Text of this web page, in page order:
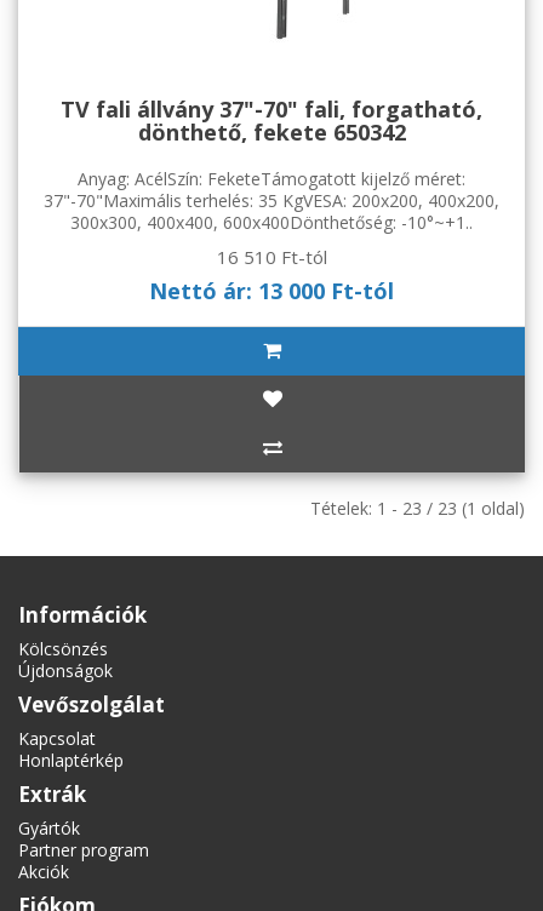
TV fali állvány 37"-70" fali, forgatható,
dönthető, fekete 650342
Anyag: AcélSzín: FeketeTámogatott kijelző méret:
37"-70"Maximális terhelés: 35 KgVESA: 200x200, 400x200,
300x300, 400x400, 600x400Dönthetőség: -10°~+1..
16 510 Ft-tól
Nettó ár: 13 000 Ft-tól
Tételek: 1 - 23 / 23 (1 oldal)
Információk
Kölcsönzés
Újdonságok
Vevőszolgálat
Kapcsolat
Honlaptérkép
Extrák
Gyártók
Partner program
Akciók